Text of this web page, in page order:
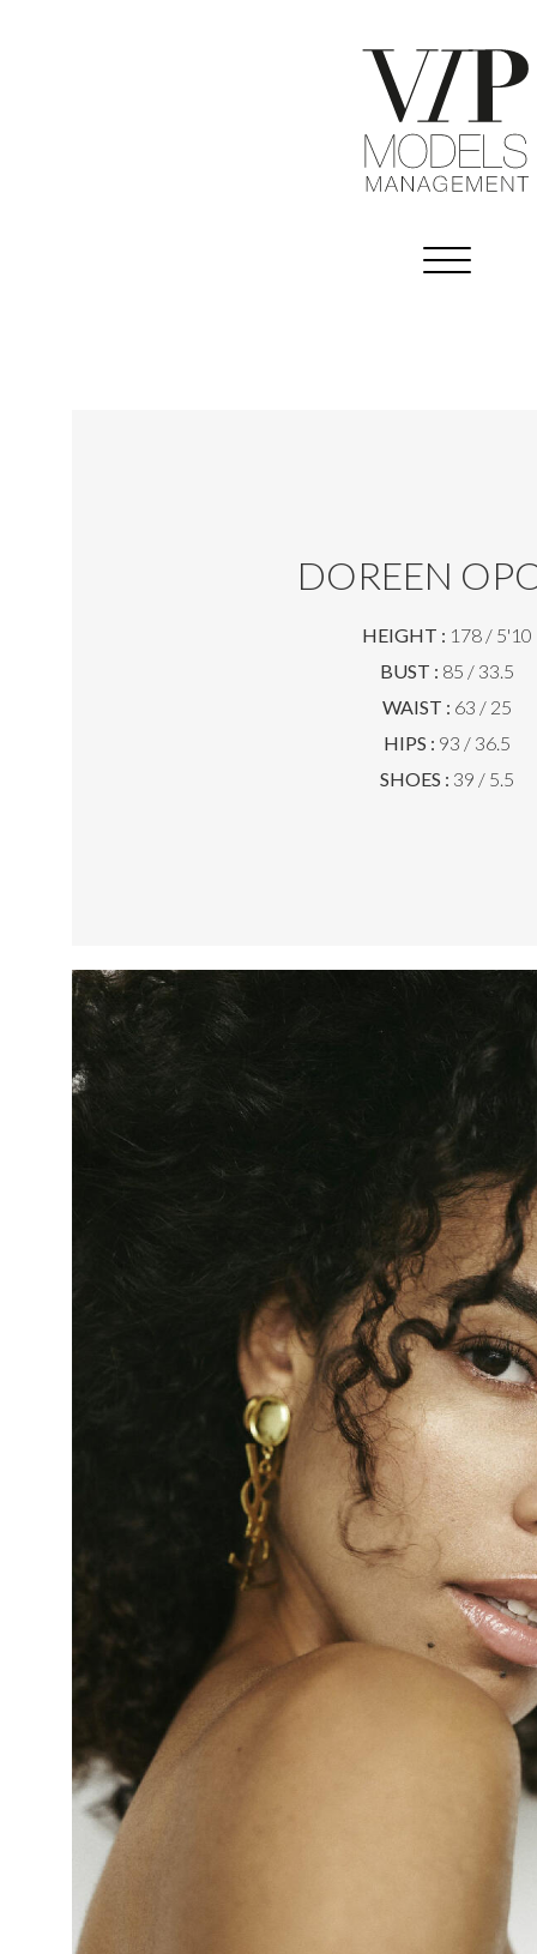
DOREEN
HEIGHT : 178 / 5'10
BUST : 85 / 33.5
WAIST : 63 / 25
HIPS : 93 / 36.5
SHOES : 39 / 5.5